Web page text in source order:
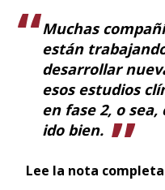
Muchas
están
desarrollar
esos estudios
en fase 2, o
ido bien.
Lee la nota completa